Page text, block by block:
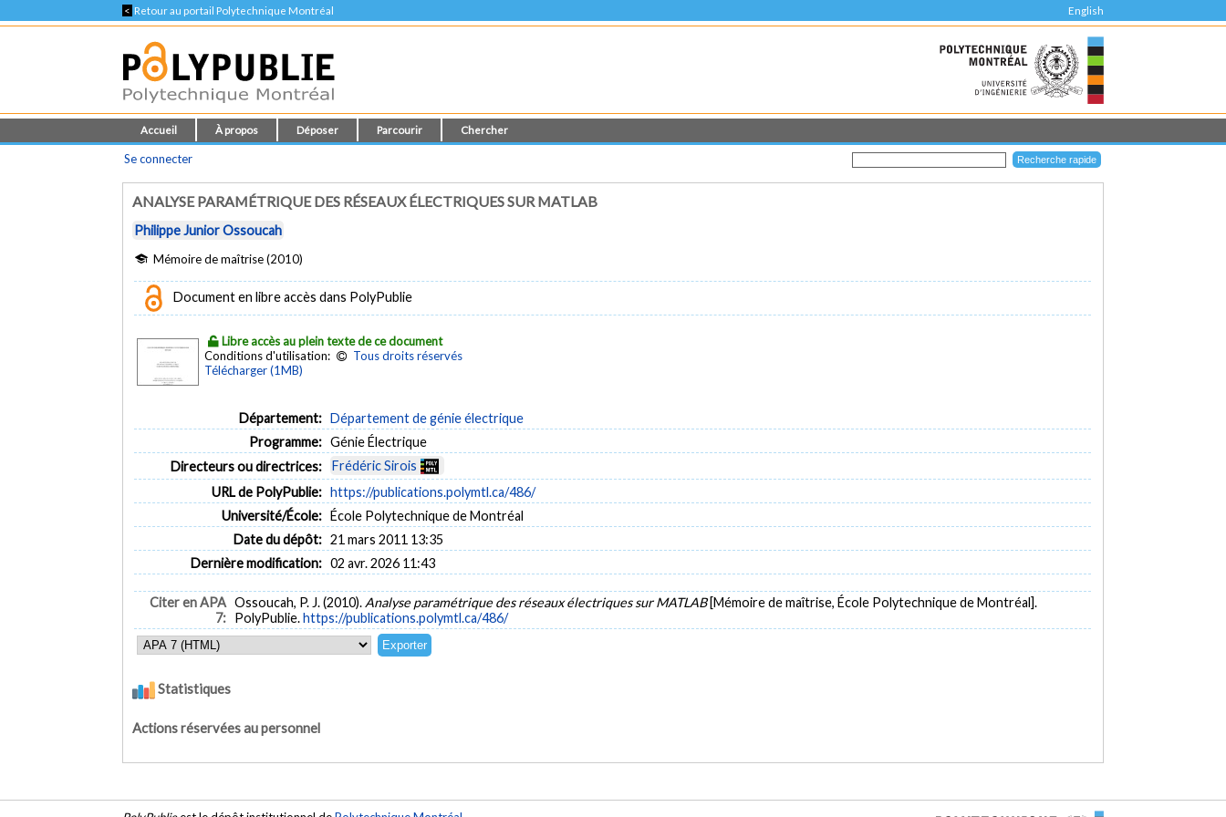
< Retour au portail Polytechnique Montréal English
Accueil À propos Déposer Parcourir Chercher
Se connecter
ANALYSE PARAMÉTRIQUE DES RÉSEAUX ÉLECTRIQUES SUR MATLAB
Philippe Junior Ossoucah
Mémoire de maîtrise (2010)
Document en libre accès dans PolyPublie
Libre accès au plein texte de ce document
Conditions d'utilisation:
Tous droits réservés
Télécharger (1MB)
Département: Département de génie électrique
Programme: Génie Électrique
Directeurs ou directrices:
Frédéric Sirois
URL de PolyPublie: https://publications.polymtl.ca/486/
Université/École: École Polytechnique de Montréal
Date du dépôt: 21 mars 2011 13:35
Dernière modification: 02 avr. 2026 11:43
Citer en APA
7:
Ossoucah, P. J. (2010). Analyse paramétrique des réseaux électriques sur MATLAB[Mémoire de maîtrise, École Polytechnique de Montréal].
PolyPublie.https://publications.polymtl.ca/486/
Statistiques
Actions réservées au personnel